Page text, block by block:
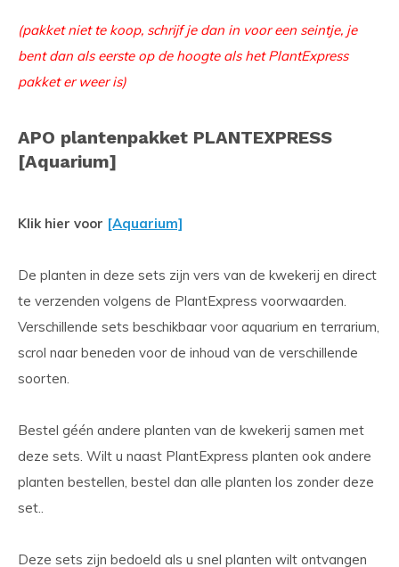
(pakket niet te koop, schrijf je dan in voor een seintje, je
bent dan als eerste op de hoogte als het PlantExpress
pakket er weer is)
APO plantenpakket PLANTEXPRESS
[Aquarium]
Klik hier voor [Aquarium]
De planten in deze sets zijn vers van de kwekerij en direct
te verzenden volgens de PlantExpress voorwaarden.
Verschillende sets beschikbaar voor aquarium en terrarium,
scrol naar beneden voor de inhoud van de verschillende
soorten.
Bestel géén andere planten van de kwekerij samen met
deze sets. Wilt u naast PlantExpress planten ook andere
planten bestellen, bestel dan alle planten los zonder deze
set..
Deze sets zijn bedoeld als u snel planten wilt ontvangen